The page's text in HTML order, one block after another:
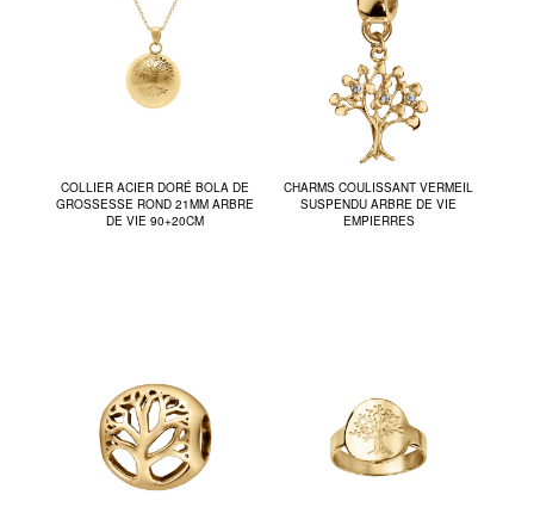
COLLIER ACIER DORÉ BOLA DE
GROSSESSE ROND 21MM ARBRE
DE VIE 90+20CM
CHARMS COULISSANT VERMEIL
SUSPENDU ARBRE DE VIE
EMPIERRES